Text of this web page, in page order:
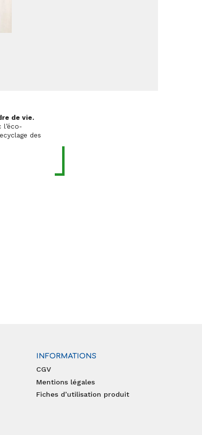
de vie.
l’éco-
des
INFORMATIONS
CGV
Mentions légales
Fiches d’utilisation produit